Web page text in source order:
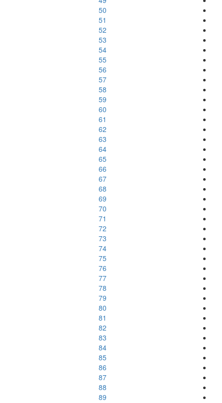
50
51
52
53
54
55
56
57
58
59
60
61
62
63
64
65
66
67
68
69
70
71
72
73
74
75
76
77
78
79
80
81
82
83
84
85
86
87
88
89